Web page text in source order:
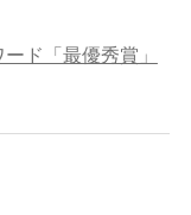
ド「最優秀賞」